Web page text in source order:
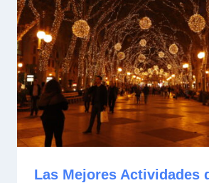
Las Mejores Actividades